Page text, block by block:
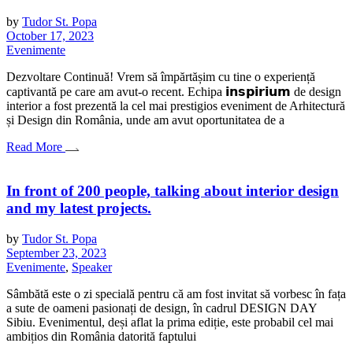
by Tudor St. Popa
October 17, 2023
Evenimente
Dezvoltare Continuă! Vrem să împărtășim cu tine o experiență
captivantă pe care am avut-o recent. Echipa 𝗶𝗻𝘀𝗽𝗶𝗿𝗶𝘂𝗺 de design
interior a fost prezentă la cel mai prestigios eveniment de Arhitectură
și Design din România, unde am avut oportunitatea de a
Read More
In front of 200 people, talking about interior design
and my latest projects.
by Tudor St. Popa
September 23, 2023
Evenimente, Speaker
Sâmbătă este o zi specială pentru că am fost invitat să vorbesc în fața
a sute de oameni pasionați de design, în cadrul DESIGN DAY
Sibiu. Evenimentul, deși aflat la prima ediție, este probabil cel mai
ambițios din România datorită faptului